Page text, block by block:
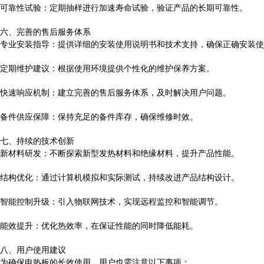
可靠性试验：定期抽样进行加速寿命试验，验证产品的长期可靠性。
六、完善的售后服务体系
专业安装指导：提供详细的安装使用说明书和技术支持，确保正确安装
定期维护建议：根据使用环境提供个性化的维护保养方案。
快速响应机制：建立完善的售后服务体系，及时解决用户问题。
备件供应保障：保持充足的备件库存，确保维修时效。
七、持续的技术创新
新材料研发：不断探索新型发热材料和绝缘材料，提升产品性能。
结构优化：通过计算机模拟和实际测试，持续改进产品结构设计。
智能控制升级：引入物联网技术，实现远程监控和智能调节。
能效提升：优化热效率，在保证性能的同时降低能耗。
八、用户使用建议
为确保电热板的长效使用，用户也需注意以下事项：